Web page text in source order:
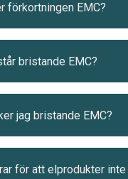
förkortningen EMC?
bristande EMC?
jag bristande EMC?
för att elprodukter